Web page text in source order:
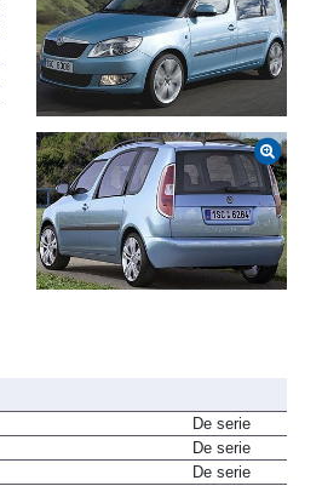
De serie
De serie
De serie